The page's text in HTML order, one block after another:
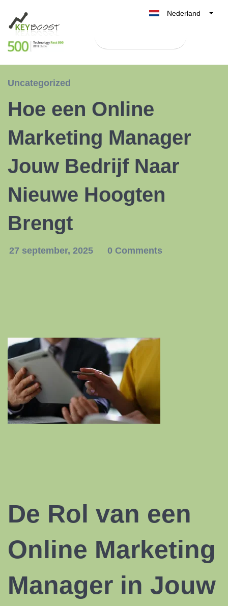
Nederland
België
Uncategorized
Hoe een Online
Marketing Manager
Jouw Bedrijf Naar
Nieuwe Hoogten
Brengt
27 september, 2025 0 Comments
De Rol van een
Online Marketing
Manager in Jouw